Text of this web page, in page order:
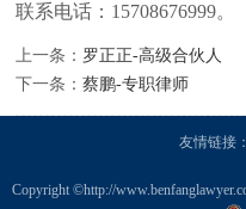
联系电话：15708676999。
上一条： 罗正正-高级合伙人
下一条：蔡鹏-专职律师
友情链接
Copyright ©http://